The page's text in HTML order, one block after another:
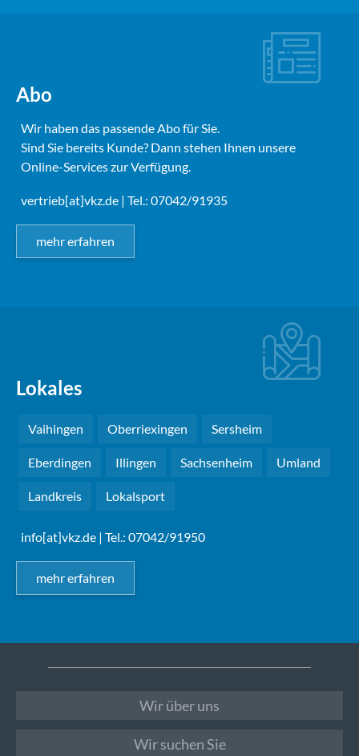
Abo
Wir haben das passende Abo für Sie.
Sind Sie bereits Kunde? Dann stehen Ihnen unsere
Online-Services zur Verfügung.
vertrieb[at]vkz.de | Tel.: 07042/91935
mehr erfahren
Lokales
Vaihingen Oberriexingen Sersheim
Eberdingen Illingen Sachsenheim Umland
Landkreis Lokalsport
info[at]vkz.de | Tel.: 07042/91950
mehr erfahren
Wir über uns
Wir suchen Sie